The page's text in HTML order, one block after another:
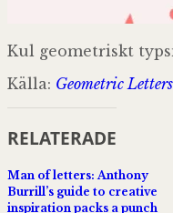
Kul geometriskt
Källa: Geometric
RELATERADE
Man of letters: Anthony
Burrill’s guide to creative
inspiration packs a punch